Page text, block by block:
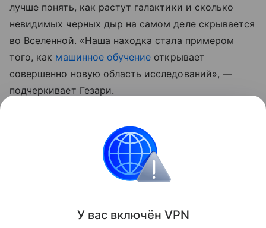
лучше понять, как растут галактики и сколько
невидимых черных дыр на самом деле скрывается
во Вселенной. «Наша находка стала примером
того, как машинное обучение открывает
совершенно новую область исследований», —
подчеркивает Гезари.
для образования массивных звезд.
Поделиться
У вас включён VPN